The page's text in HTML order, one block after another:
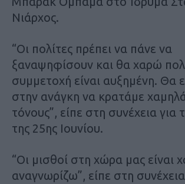
Νιάρχος.
“Οι πολίτες πρέπει να πάνε να
ξαναψηφίσουν και θα χαρώ
συμμετοχή είναι αυξημένη. Θα
στην ανάγκη να κρατάμε
τόνους”, είπε στη συνέχεια για
της 25ης Ιουνίου.
“Οι μισθοί στη χώρα μας είναι
αναγνωρίζω”, είπε στη